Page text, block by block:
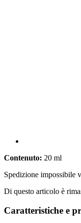
Contenuto: 20 ml
Spedizione impossibile
Di questo articolo è
Caratteristiche e